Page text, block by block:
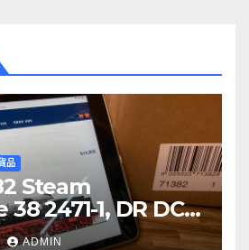
品
Steam
2471-1, DR DCC
ADMIN